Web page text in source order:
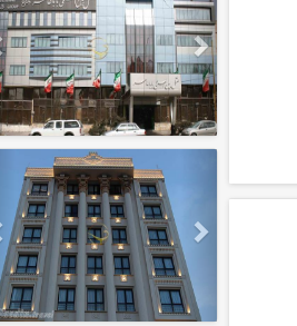
Next